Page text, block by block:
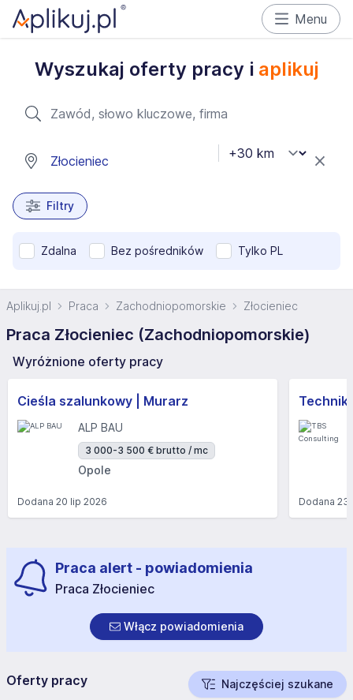
Menu
Wyszukaj oferty pracy i aplikuj
Filtry
Zdalna Bez pośredników Tylko PL
Aplikuj.pl Praca Zachodniopomorskie Złocieniec
Praca Złocieniec (Zachodniopomorskie)
Wyróżnione oferty pracy
Cieśla szalunkowy | Murarz
ALP BAU
3 000-3 500 € brutto / mc
Opole
Dodana 20 lip 2026 Dodana23
Praca alert - powiadomienia
Praca Złocieniec
Włącz powiadomienia
Oferty pracy
Najczęściej szukane